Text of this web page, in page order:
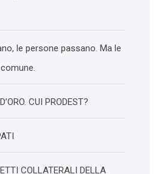
le persone passano. Ma le
CUI PRODEST?
COLLATERALI DELLA